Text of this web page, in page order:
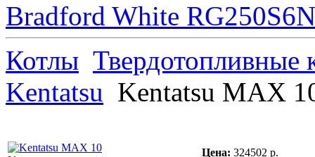
Bradford White
Котлы Твердотопливные
Kentatsu Kentatsu MAX
Цена: 324502 р.